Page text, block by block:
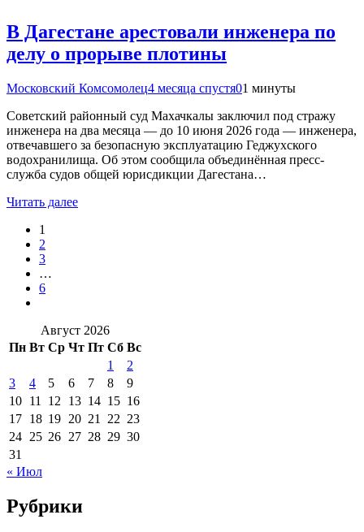
В Дагестане арестовали инженера по
делу о прорыве плотины
Московский Комсомолец4 месяца спустя01 минуты
Советский районный суд Махачкалы заключил под стражу
инженера на два месяца — до 10 июня 2026 года — инженера,
отвечавшего за безопасную эксплуатацию Геджухского
водохранилища. Об этом сообщила объединённая пресс-
служба судов общей юрисдикции Дагестана…
Читать далее
1
2
3
…
6
Август 2026
Пн Вт Ср Чт Пт Сб Вс
1
2
3
4 5 6 7 8
9
10 11 12 13 14 15 16
17 18 19 20 21 22 23
24 25 26 27 28 29 30
31
« Июл
Рубрики